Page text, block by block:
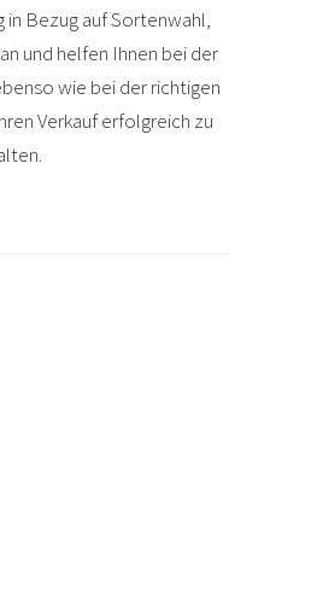
in Bezug auf Sortenwahl,
und helfen Ihnen bei der
wie bei der richtigen
Verkauf erfolgreich zu